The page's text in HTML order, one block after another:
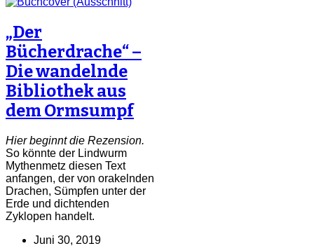
„Der
Bücherdrache“ –
Die wandelnde
Bibliothek aus
dem Ormsumpf
Hier beginnt die Rezension.
So könnte der Lindwurm
Mythenmetz diesen Text
anfangen, der von orakelnden
Drachen, Sümpfen unter der
Erde und dichtenden
Zyklopen handelt.
Juni 30, 2019